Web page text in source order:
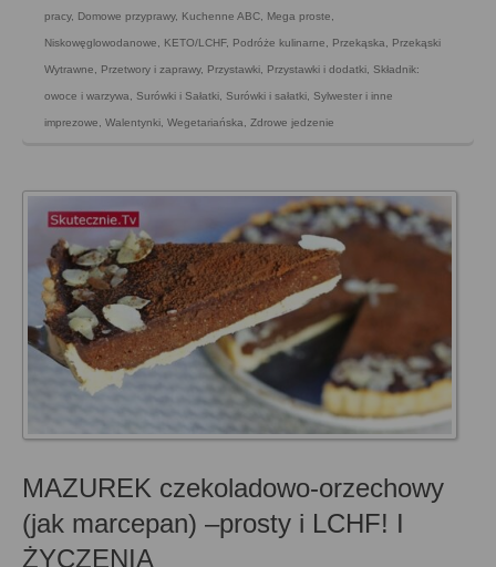
pracy, Domowe przyprawy, Kuchenne ABC Mega proste
Niskowęglowodanowe, KETO/LCHF, Podróże kulinarne Przekąska Przekąski
Wytrawne Przetwory i zaprawy, Przystawki Przystawki i dodatki Składnik:
owoce i warzywa Surówki i Sałatki Surówki i sałatki Sylwester i inne
imprezowe Walentynki Wegetariańska Zdrowe jedzenie
MAZUREK czekoladowo-orzechowy
(jak marcepan) –prosty i LCHF! I
ŻYCZENIA